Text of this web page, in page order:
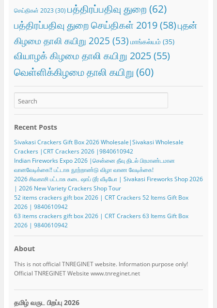
செய்திகள் 2023 (30) பத்திரப்பதிவு துறை (62)
பத்திரப்பதிவு துறை செய்திகள் 2019(58)புதன்
கிழமை தாலி கயிறு 2025 (53) மாங்கல்யம்(35)
வியாழக் கிழமை தாலி கயிறு 2025(55)
வெள்ளிக்கிழமை தாலி கயிறு (60)
Recent Posts
Sivakasi Crackers Gift Box 2026 Wholesale|Sivakasi Wholesale
Crackers |CRT Crackers 2026 |9840610942
Indian Fireworks Expo 2026 |சென்னை தீவு திடல் பிரமாண்டமான
வானவேடிக்கை!! பட்டாசு நூற்றாண்டு விழா வாண வேடிக்கை!
2026 சிவகாசி பட்டாசு கடை ஷாப் டூர் வீடியோ | Sivakasi Fireworks Shop 2026
| 2026 New Variety Crackers Shop Tour
52 items crackers gift box 2026 | CRT Crackers 52 Items Gift Box
2026 | 9840610942
63 items crackers gift box 2026 | CRT Crackers 63 Items Gift Box
2026 | 9840610942
About
This is not official TNREGINET website. Information purpose only!
Official TNREGINET Website www.tnreginet.net
தமிழ் வருட பிறப்பு 2026